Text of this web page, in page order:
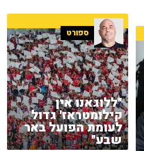
ספורט
"ללוגאנו אין
קילומטראז' גדול
לעומת הפועל באר
שבע"